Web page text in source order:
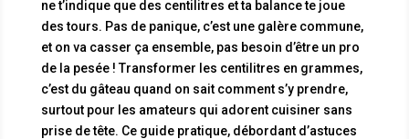
ne t’indique que des centilitres et ta balance te joue
des tours. Pas de panique, c’est une galère commune,
et on va casser ça ensemble, pas besoin d’être un pro
de la pesée ! Transformer les centilitres en grammes,
c’est du gâteau quand on sait comment s’y prendre,
surtout pour les amateurs qui adorent cuisiner sans
prise de tête. Ce guide pratique, débordant d’astuces